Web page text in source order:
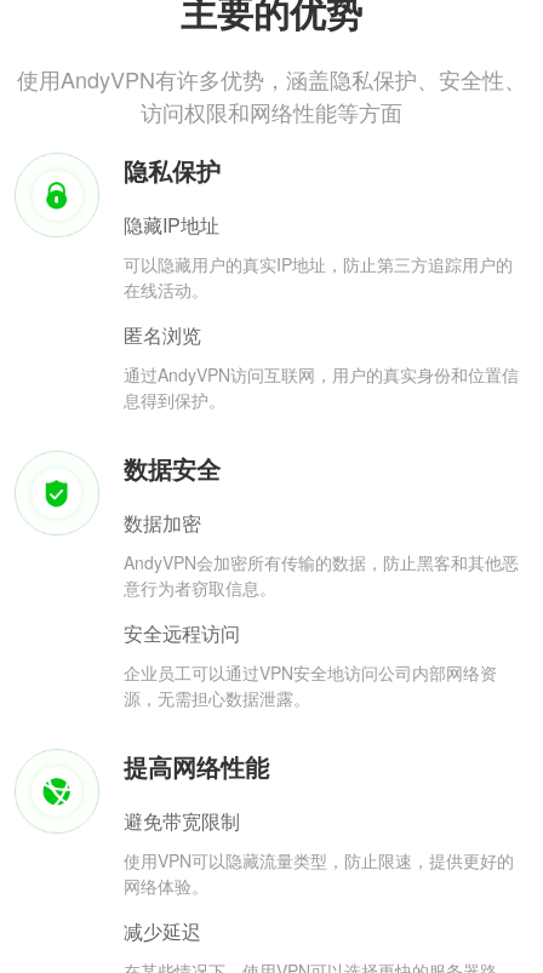
主要的优势
使用AndyVPN有许多优势，涵盖隐私保护、安全性、
访问权限和网络性能等方面
隐私保护
隐藏IP地址
可以隐藏用户的真实IP地址，防止第三方追踪用户的
在线活动。
匿名浏览
通过AndyVPN访问互联网，用户的真实身份和位置信
息得到保护。
数据安全
数据加密
AndyVPN会加密所有传输的数据，防止黑客和其他恶
意行为者窃取信息。
安全远程访问
企业员工可以通过VPN安全地访问公司内部网络资
源，无需担心数据泄露。
提高网络性能
避免带宽限制
使用VPN可以隐藏流量类型，防止限速，提供更好的
网络体验。
减少延迟